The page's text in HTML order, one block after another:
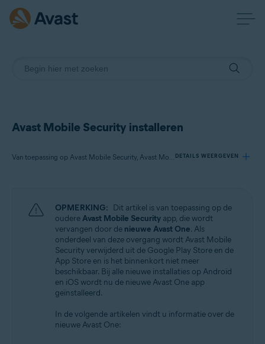
Avast Mobile Security installeren
Van toepassing op Avast Mobile Security, Avast Mobile Security Premium, Avast Mobile Security Ultimate DETAILS WEERGEVEN
Avast Mobile Security
Avast Mobile Security Premium
Avast Mobile Security Ultimate
Besturingssystemen:
Android en iOS
OPMERKING: Dit artikel is van toepassing op de
oudereAvast Mobile Security app, die wordt
vervangen door de nieuwe Avast One. Als
onderdeel van deze overgang wordt Avast Mobile
Security verwijderd uit de Google Play Store en de
App Store en is het binnenkort niet meer
beschikbaar. Bij alle nieuwe installaties op Android
en iOS wordt nu de nieuwe Avast One app
geïnstalleerd.
In de volgende artikelen vindt u informatie over de
nieuwe Avast One: